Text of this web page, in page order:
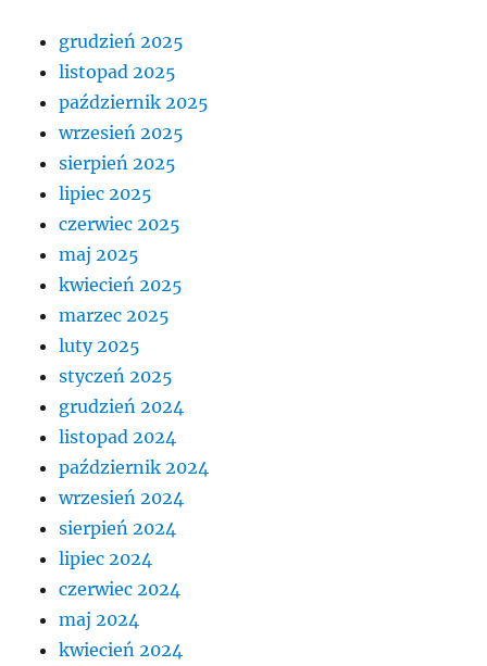
grudzień 2025
listopad 2025
październik 2025
wrzesień 2025
sierpień 2025
lipiec 2025
czerwiec 2025
maj 2025
kwiecień 2025
marzec 2025
luty 2025
styczeń 2025
grudzień 2024
listopad 2024
październik 2024
wrzesień 2024
sierpień 2024
lipiec 2024
czerwiec 2024
maj 2024
kwiecień 2024